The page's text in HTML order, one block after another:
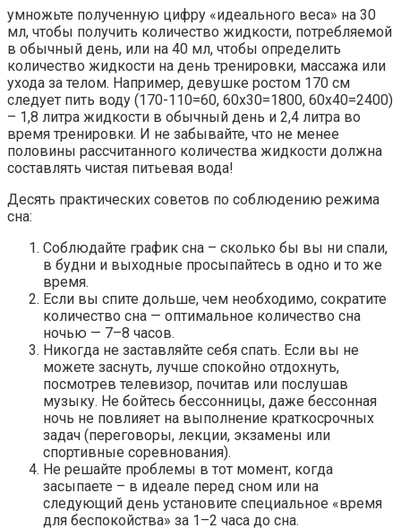
умножьте полученную цифру «идеального веса» на 30
мл, чтобы получить количество жидкости, потребляемой
в обычный день, или на 40 мл, чтобы определить
количество жидкости на день тренировки, массажа или
ухода за телом. Например, девушке ростом 170 см
следует пить воду (170-110=60, 60х30=1800, 60х40=2400)
– 1,8 литра жидкости в обычный день и 2,4 литра во
время тренировки. И не забывайте, что не менее
половины рассчитанного количества жидкости должна
составлять чистая питьевая вода!
Десять практических советов по соблюдению режима
сна:
Соблюдайте график сна – сколько бы вы ни спали,
в будни и выходные просыпайтесь в одно и то же
время.
Если вы спите дольше, чем необходимо, сократите
количество сна — оптимальное количество сна
ночью — 7–8 часов.
Никогда не заставляйте себя спать. Если вы не
можете заснуть, лучше спокойно отдохнуть,
посмотрев телевизор, почитав или послушав
музыку. Не бойтесь бессонницы, даже бессонная
ночь не повлияет на выполнение краткосрочных
задач (переговоры, лекции, экзамены или
спортивные соревнования).
Не решайте проблемы в тот момент, когда
засыпаете – в идеале перед сном или на
следующий день установите специальное «время
для беспокойства» за 1–2 часа до сна.